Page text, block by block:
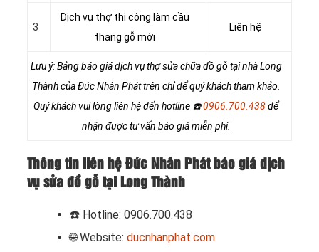
3
Dịch vụ thợ thi công làm cầu
thang gỗ mới
Liên hệ
Lưu ý: Bảng báo giá dịch vụ thợ sửa chữa đồ gỗ tại nhà Long
Thành của Đức Nhân Phát trên chỉ để quý khách tham khảo.
Quý khách vui lòng liên hệ đến hotline ☎️0906.700.438để
nhận được tư vấn báo giá miễn phí.
Thông tin liên hệ Đức Nhân Phát báo giá dịch
vụ sửa đồ gỗ tại Long Thành
☎️ Hotline: 0906.700.438
🌐 Website: ducnhanphat.com